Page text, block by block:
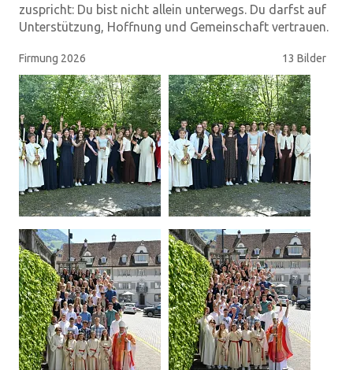
zuspricht: Du bist nicht allein unterwegs. Du darfst auf
Unterstützung, Hoffnung und Gemeinschaft vertrauen.
Firmung 2026 13 Bilder